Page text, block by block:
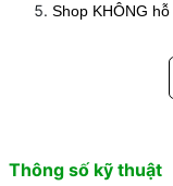
Shop KHÔNG
Thông số kỹ thuật